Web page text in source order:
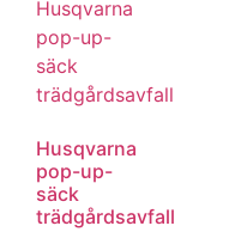
Husqvarna
pop-up-
säck
trädgårdsavfall